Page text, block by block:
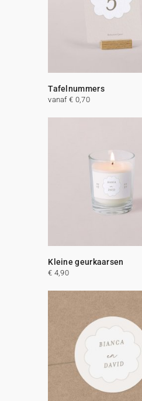
Tafelnummers
vanaf € 0,70
Kleine geurkaarsen
€ 4,90